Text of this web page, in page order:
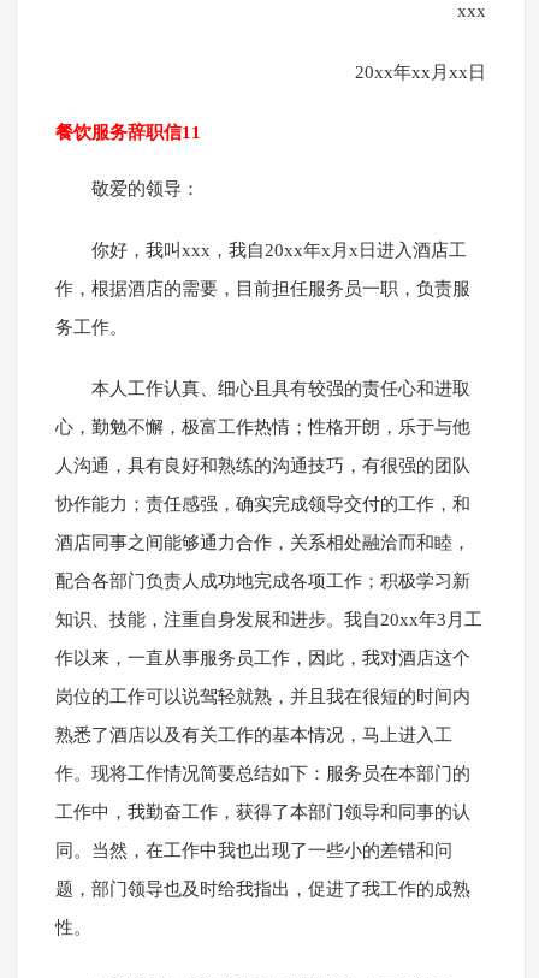
xxx
20xx年xx月xx日
餐饮服务辞职信11
敬爱的领导：
你好，我叫xxx，我自20xx年x月x日进入酒店工
作，根据酒店的需要，目前担任服务员一职，负责服
务工作。
本人工作认真、细心且具有较强的责任心和进取
心，勤勉不懈，极富工作热情；性格开朗，乐于与他
人沟通，具有良好和熟练的沟通技巧，有很强的团队
协作能力；责任感强，确实完成领导交付的工作，和
酒店同事之间能够通力合作，关系相处融洽而和睦，
配合各部门负责人成功地完成各项工作；积极学习新
知识、技能，注重自身发展和进步。我自20xx年3月工
作以来，一直从事服务员工作，因此，我对酒店这个
岗位的工作可以说驾轻就熟，并且我在很短的时间内
熟悉了酒店以及有关工作的基本情况，马上进入工
作。现将工作情况简要总结如下：服务员在本部门的
工作中，我勤奋工作，获得了本部门领导和同事的认
同。当然，在工作中我也出现了一些小的差错和问
题，部门领导也及时给我指出，促进了我工作的成熟
性。